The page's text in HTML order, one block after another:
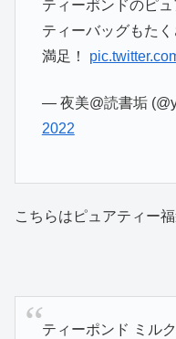
ティーポンドのピ
ティーバッグもた
満足！
— 夜美@読書垢
2022
こちらはピュアティー福
ティーポンド ミル